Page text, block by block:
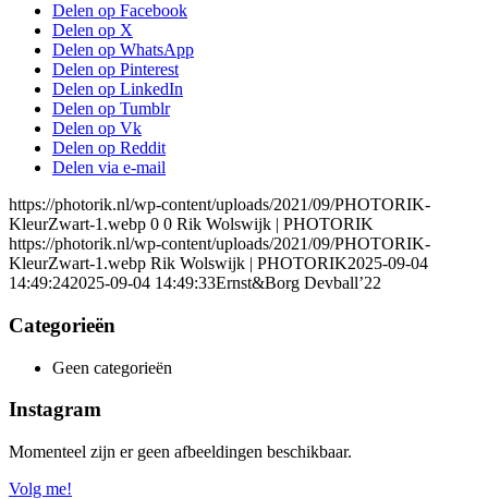
Delen op Facebook
Delen op X
Delen op WhatsApp
Delen op Pinterest
Delen op LinkedIn
Delen op Tumblr
Delen op Vk
Delen op Reddit
Delen via e-mail
https://photorik.nl/wp-content/uploads/2021/09/PHOTORIK-
KleurZwart-1.webp 0 0 Rik Wolswijk | PHOTORIK
https://photorik.nl/wp-content/uploads/2021/09/PHOTORIK-
KleurZwart-1.webp Rik Wolswijk | PHOTORIK2025-09-04
14:49:242025-09-04 14:49:33Ernst&Borg Devball’22
Categorieën
Geen categorieën
Instagram
Momenteel zijn er geen afbeeldingen beschikbaar.
Volg me!